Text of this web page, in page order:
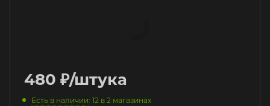
480 ₽/штука
Есть в наличии: 12 в 2 магазинах